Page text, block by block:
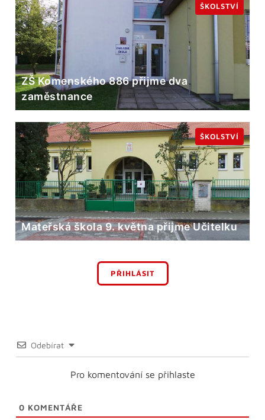
ZŠ Komenského 886 přijme dva
zaměstnance
ŠKOLSTVÍ
Mateřská škola 9. května přijme Učitelku
ŠKOLSTVÍ
PŘIHLÁSIT
Odebírat
Pro komentování se přihlaste
0 KOMENTÁŘE